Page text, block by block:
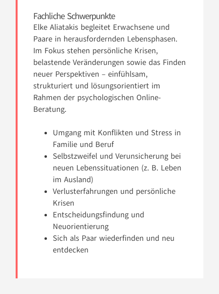
Fachliche Schwerpunkte
Elke Aliatakis begleitet Erwachsene und
Paare in herausfordernden Lebensphasen.
Im Fokus stehen persönliche Krisen,
belastende Veränderungen sowie das Finden
neuer Perspektiven – einfühlsam,
strukturiert und lösungsorientiert im
Rahmen der psychologischen Online-
Beratung.
Umgang mit Konflikten und Stress in
Familie und Beruf
Selbstzweifel und Verunsicherung bei
neuen Lebenssituationen (z. B. Leben
im Ausland)
Verlusterfahrungen und persönliche
Krisen
Entscheidungsfindung und
Neuorientierung
Sich als Paar wiederfinden und neu
entdecken